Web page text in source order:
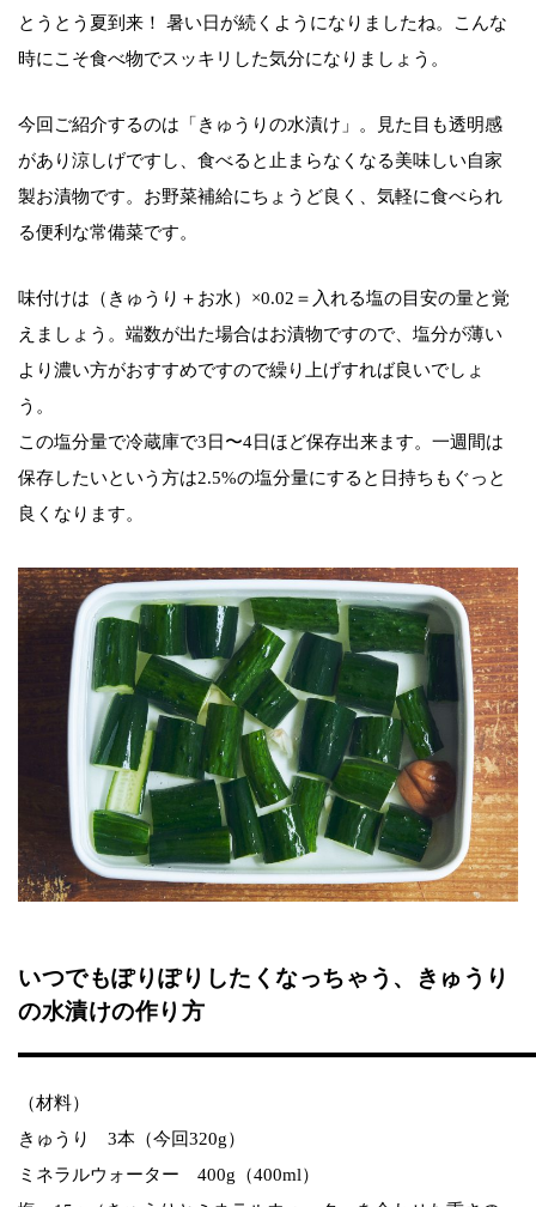
とうとう夏到来！ 暑い日が続くようになりましたね。こんな
時にこそ食べ物でスッキリした気分になりましょう。
今回ご紹介するのは「きゅうりの水漬け」。見た目も透明感
があり涼しげですし、食べると止まらなくなる美味しい自家
製お漬物です。お野菜補給にちょうど良く、気軽に食べられ
る便利な常備菜です。
味付けは（きゅうり＋お水）×0.02＝入れる塩の目安の量と覚
えましょう。端数が出た場合はお漬物ですので、塩分が薄い
より濃い方がおすすめですので繰り上げすれば良いでしょ
う。
この塩分量で冷蔵庫で3日〜4日ほど保存出来ます。一週間は
保存したいという方は2.5%の塩分量にすると日持ちもぐっと
良くなります。
いつでもぽりぽりしたくなっちゃう、きゅうり
の水漬けの作り方
（材料）
きゅうり 3本（今回320g）
ミネラルウォーター 400g（400ml）